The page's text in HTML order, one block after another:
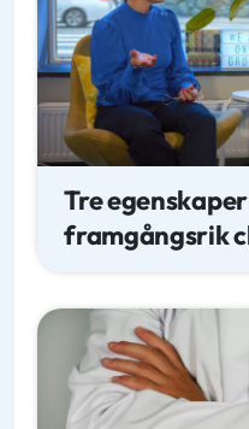
Tre
framgångsrik